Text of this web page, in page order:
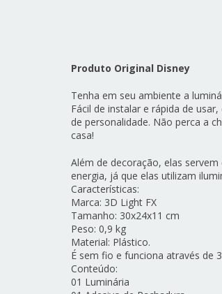
Produto Original Disney
Tenha em seu ambiente a
Fácil de instalar e rápida de
de personalidade. Não perca a
casa!
Além de decoração, elas
energia, já que elas utilizam
Características:
Marca: 3D Light FX
Tamanho: 30x24x11 cm
Peso: 0,9 kg
Material: Plástico.
É sem fio e funciona através de
Conteúdo:
01 Luminária